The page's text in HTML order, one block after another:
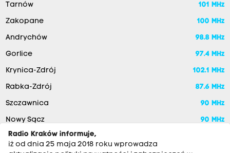
Tarnów 101 MHz
Zakopane 100 MHz
Andrychów 98.8 MHz
Gorlice 97.4 MHz
Krynica-Zdrój 102.1 MHz
Rabka-Zdrój 87.6 MHz
Szczawnica 90 MHz
Nowy Sącz
90 MHz
Radio Kraków informuje,
iż od dnia 25 maja 2018 roku wprowadza